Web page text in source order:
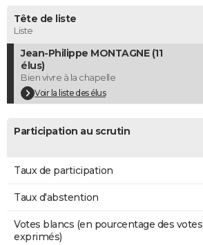
Dictionnaire
Biographies
Citations
Expressions
Proverbes
PROGRAMME TV
COPAINS D'AVANT
S'inscrire
Se connecter
Lycées
Collèges
Primaires
Universités
Entreprises
Service militaire
Avis de recherche
AVIS DE DÉCÈS
FORUM
Bricolage
Lifestyle
Culture
Sport
Auto
Television
Voyage
Cinema
Tête de liste
Liste
Jean-Philippe MONTAGNE (11
élus)
Bien vivre à la chapelle
Voir la liste des élus
Participation au scrutin
Taux de participation
Taux d'abstention
Votes blancs (en pourcentage des votes
exprimés)